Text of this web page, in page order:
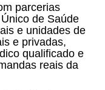
parcerias
de Saúde
e unidades de
e privadas,
qualificado e
reais da